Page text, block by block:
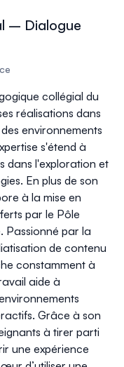
– Dialogue
collégial du
réalisations dans
environnements
s'étend à
dans l'exploration et
En plus de son
à la mise en
par le Pôle
Passionné par la
de contenu
constamment à
aide à
Grâce à son
à tirer parti
une expérience